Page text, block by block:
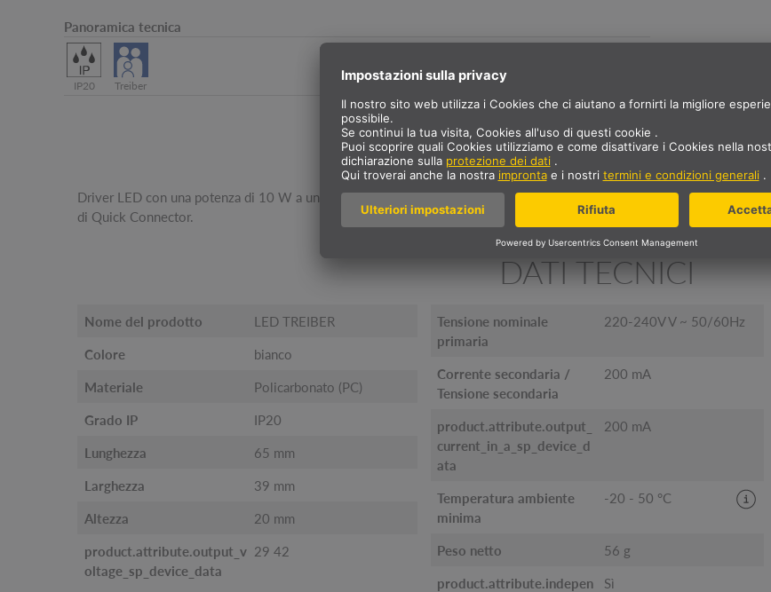
Panoramica tecnica
IP20 Treiber
DESCRIZIONE
Driver LED con una potenza di 10 W a una corrente costante di 200 mA, comprensivo
di Quick Connector.
DATI TECNICI
Nome del prodotto LED TREIBER
Colore bianco
Materiale Policarbonato (PC)
Grado IP IP20
Lunghezza 65 mm
Larghezza 39 mm
Altezza 20 mm
product.attribute.output_v
oltage_sp_device_data
29 42
Tensione nominale
primaria
220-240V V ~ 50/60Hz
Corrente secondaria /
Tensione secondaria
200 mA
product.attribute.output_
current_in_a_sp_device_d
ata
200 mA
Temperatura ambiente
minima
-20 - 50 °C
Peso netto 56 g
product.attribute.indepen
Sì